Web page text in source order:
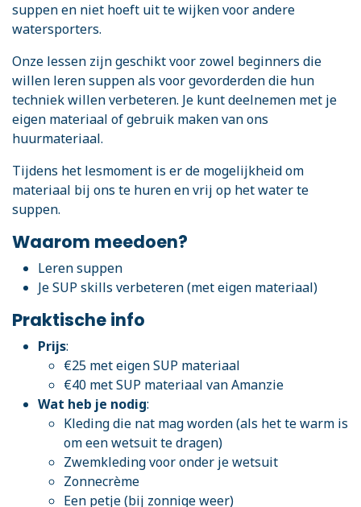
suppen en niet hoeft uit te wijken voor andere
watersporters.
Onze lessen zijn geschikt voor zowel beginners die
willen leren suppen als voor gevorderden die hun
techniek willen verbeteren. Je kunt deelnemen met je
eigen materiaal of gebruik maken van ons
huurmateriaal.
Tijdens het lesmoment is er de mogelijkheid om
materiaal bij ons te huren en vrij op het water te
suppen.
Waarom meedoen?
Leren suppen
Je SUP skills verbeteren (met eigen materiaal)
Praktische info
Prijs:
€25 met eigen SUP materiaal
€40 met SUP materiaal van Amanzie
Wat heb je nodig:
Kleding die nat mag worden (als het te warm is
om een wetsuit te dragen)
Zwemkleding voor onder je wetsuit
Zonnecrème
Een petje (bij zonnige weer)